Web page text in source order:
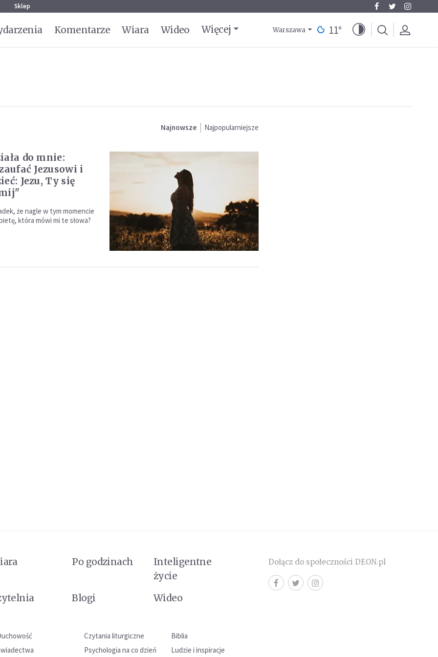
Sklep
Komentarze Wiara Wideo Więcej Warszawa 11°
Najnowsze Najpopularniejsze
do mnie:
Jezusowi i
Jezu, Ty się
że nagle w tym momencie
która mówi mi te słowa?
Po godzinach
Inteligentne
życie
Blogi Wideo
Czytania liturgiczne
Biblia
Psychologia na co dzień Ludzie i inspiracje
Dołącz do społeczności DEON.pl